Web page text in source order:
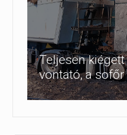
Teljesen
vontató, a